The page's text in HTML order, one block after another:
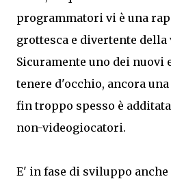
programmatori vi è una
grottesca e divertente della
Sicuramente uno dei
tenere d'occhio, ancora
fin troppo spesso è
non-videogiocatori.
E' in fase di sviluppo